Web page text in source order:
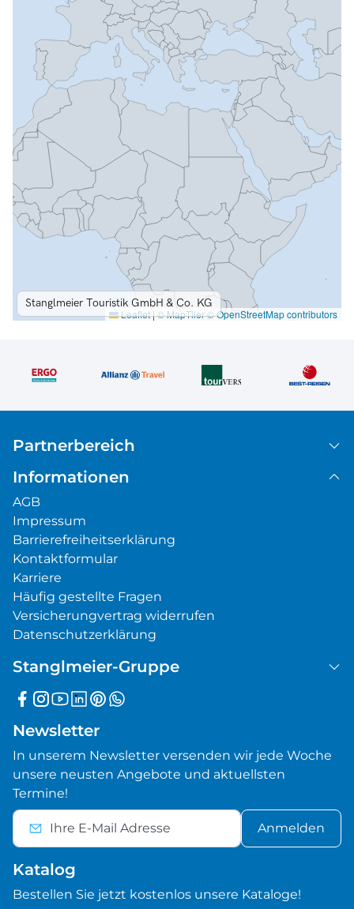
Partnerbereich
Informationen
AGB
Impressum
Barrierefreiheitserklärung
Kontaktformular
Karriere
Häufig gestellte Fragen
Versicherungvertrag widerrufen
Datenschutzerklärung
Stanglmeier-Gruppe
Newsletter
In unserem Newsletter versenden wir jede Woche
unsere neusten Angebote und aktuellsten
Termine!
Anmelden
Katalog
Bestellen Sie jetzt kostenlos unsere Kataloge!